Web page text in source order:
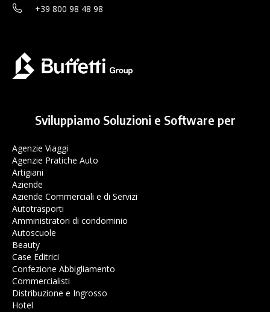
+39 800 98 48 98
Sviluppiamo Soluzioni e Software per
Agenzie Viaggi
Agenzie Pratiche Auto
Artigiani
Aziende
Aziende Commerciali e di Servizi
Autotrasporti
Amministratori di condominio
Autoscuole
Beauty
Case Editrici
Confezione Abbigliamento
Commercialisti
Distribuzione e Ingrosso
Hotel